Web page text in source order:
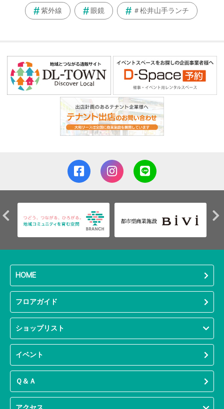
紫外線 眼鏡 ＃松井山手ランチ
HOME
フロアガイド
ショップリスト
イベント
Ｑ＆Ａ